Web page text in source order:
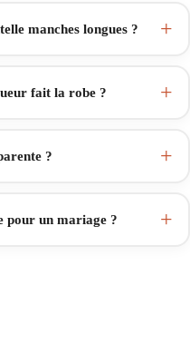
manches longues ?
fait la robe ?
?
pour un mariage ?